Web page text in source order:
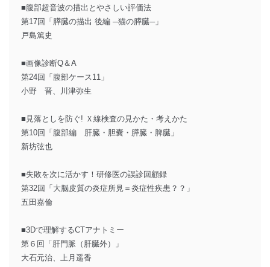
■腹部超音波の描出とやさしい評価法
第17回「膵臓の描出 後編 ─猫の膵臓─」
戸島篤史
■画像診断Q＆A
第24回「腹部ケース11」
小野 晋、川津弥生
■見落としを防ぐ! Ｘ線検査の見かた・考えかた
第10回「腹部編 肝臓・胆嚢・膵臓・脾臓」
新坊弦也
■失敗を次に活かす！研修医の誤診回顧録
第32回「大脳皮質の炎症所見＝炎症性疾患？？」
五田嘉倫
■3Dで理解するCTアナトミー
第６回「肝門脈（肝臓外）」
大石元治、上月遥香